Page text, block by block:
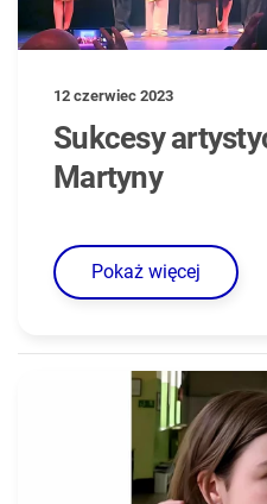
12 czerwiec 2023
Sukcesy
Martyny
Pokaż więcej